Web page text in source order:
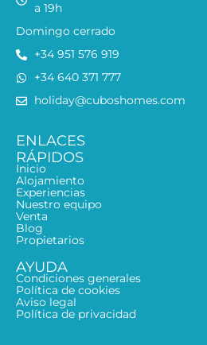
a 19h
Domingo cerrado
+34 951 576 919
+34 640 371 777
holiday@cuboshomes.com
ENLACES
RÁPIDOS
Inicio
Alojamiento
Experiencias
Nuestro equipo
Venta
Blog
Propietarios
AYUDA
Condiciones generales
Política de cookies
Aviso legal
Política de privacidad